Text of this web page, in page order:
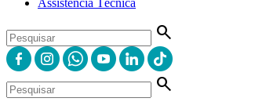
search
search